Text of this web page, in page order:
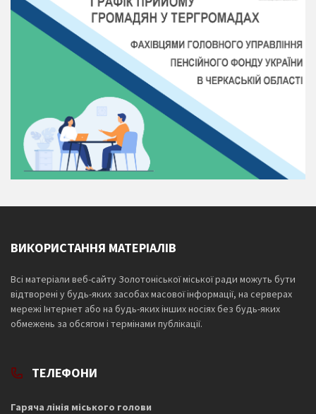
ВИКОРИСТАННЯ МАТЕРІАЛІВ
Всі матеріали веб-сайту Золотоніської міської ради можуть бути
відтворені у будь-яких засобах масової інформації, на серверах
мережі Інтернет або на будь-яких інших носіях без будь-яких
обмежень за обсягом і термінами публікації.
ТЕЛЕФОНИ
Гаряча лінія міського голови